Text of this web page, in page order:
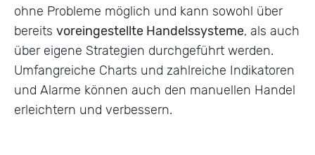
ohne Probleme möglich und kann sowohl über
bereits voreingestellte Handelssysteme, als auch
über eigene Strategien durchgeführt werden.
Umfangreiche Charts und zahlreiche Indikatoren
und Alarme können auch den manuellen Handel
erleichtern und verbessern.